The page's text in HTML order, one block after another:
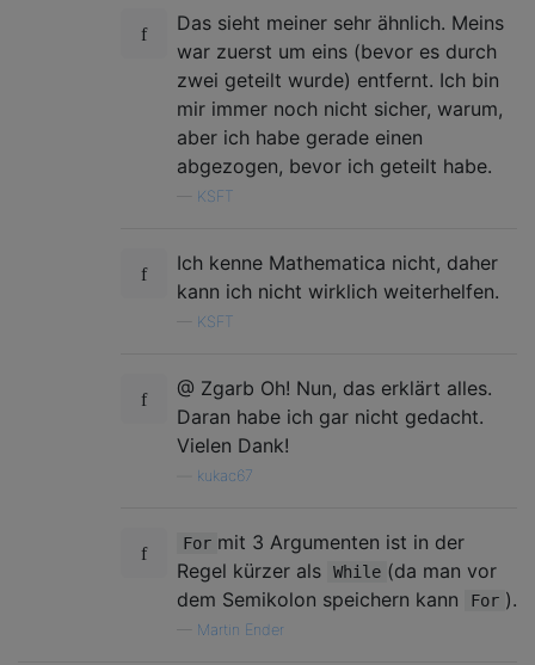
Das sieht meiner sehr ähnlich. Meins
war zuerst um eins (bevor es durch
zwei geteilt wurde) entfernt. Ich bin
mir immer noch nicht sicher, warum,
aber ich habe gerade einen
abgezogen, bevor ich geteilt habe.
KSFT
Ich kenne Mathematica nicht, daher
kann ich nicht wirklich weiterhelfen.
KSFT
@ Zgarb Oh! Nun, das erklärt alles.
Daran habe ich gar nicht gedacht.
Vielen Dank!
kukac67
For mit 3 Argumenten ist in der
Regel kürzer als
While (da man vor
dem Semikolon speichern kann
For ).
Martin Ender